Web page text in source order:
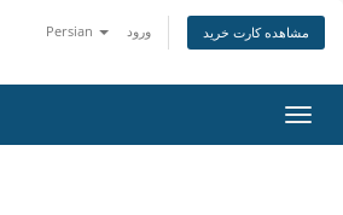
Persian ورود مشاهده کارت خرید
تغییر